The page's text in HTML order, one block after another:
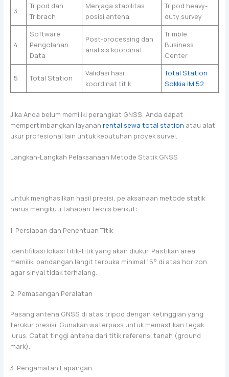
3
Tripod dan
Tribrach
Menjaga stabilitas
posisi antena
Tripod heavy-
duty survey
4
Software
Pengolahan
Data
Post-processing dan
analisis koordinat
Trimble
Business
Center
5 Total Station
Validasi hasil
koordinat titik
Total Station
Sokkia IM 52
Jika Anda belum memiliki perangkat GNSS, Anda dapat
mempertimbangkan layanan rental sewa total station atau alat
ukur profesional lain untuk kebutuhan proyek survei.
Langkah-Langkah Pelaksanaan Metode Statik GNSS
Untuk menghasilkan hasil presisi, pelaksanaan metode statik
harus mengikuti tahapan teknis berikut:
1. Persiapan dan Penentuan Titik
Identifikasi lokasi titik-titik yang akan diukur. Pastikan area
memiliki pandangan langit terbuka minimal 15° di atas horizon
agar sinyal tidak terhalang.
2. Pemasangan Peralatan
Pasang antena GNSS di atas tripod dengan ketinggian yang
terukur presisi. Gunakan waterpass untuk memastikan tegak
lurus. Catat tinggi antena dari titik referensi tanah (ground
mark).
3. Pengamatan Lapangan